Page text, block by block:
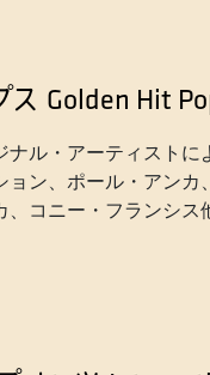
ス Golden Hit
ル・アーティストに
ン、ポール・アンカ
コニー・フランシス